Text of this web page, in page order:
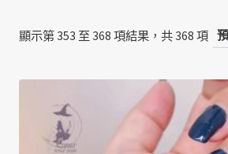
顯示第 353 至 368 項結果，共 368 項